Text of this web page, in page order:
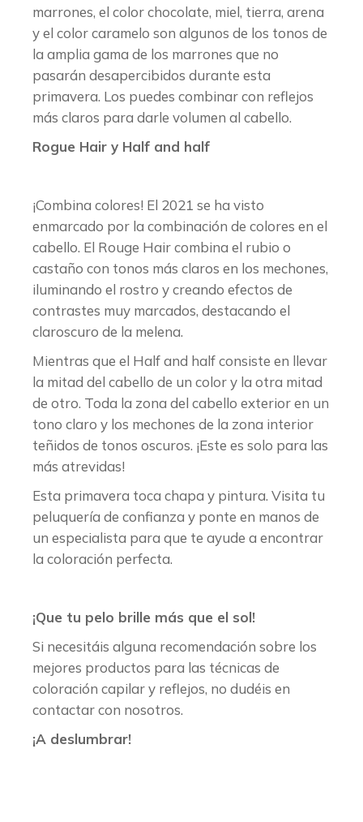
marrones, el color chocolate, miel, tierra, arena
y el color caramelo son algunos de los tonos de
la amplia gama de los marrones que no
pasarán desapercibidos durante esta
primavera. Los puedes combinar con reflejos
más claros para darle volumen al cabello.
Rogue Hair y Half and half
¡Combina colores! El 2021 se ha visto
enmarcado por la combinación de colores en el
cabello. El Rouge Hair combina el rubio o
castaño con tonos más claros en los mechones,
iluminando el rostro y creando efectos de
contrastes muy marcados, destacando el
claroscuro de la melena.
Mientras que el Half and half consiste en llevar
la mitad del cabello de un color y la otra mitad
de otro. Toda la zona del cabello exterior en un
tono claro y los mechones de la zona interior
teñidos de tonos oscuros. ¡Este es solo para las
más atrevidas!
Esta primavera toca chapa y pintura. Visita tu
peluquería de confianza y ponte en manos de
un especialista para que te ayude a encontrar
la coloración perfecta.
¡Que tu pelo brille más que el sol!
Si necesitáis alguna recomendación sobre los
mejores productos para las técnicas de
coloración capilar y reflejos, no dudéis en
contactar con nosotros.
¡A deslumbrar!